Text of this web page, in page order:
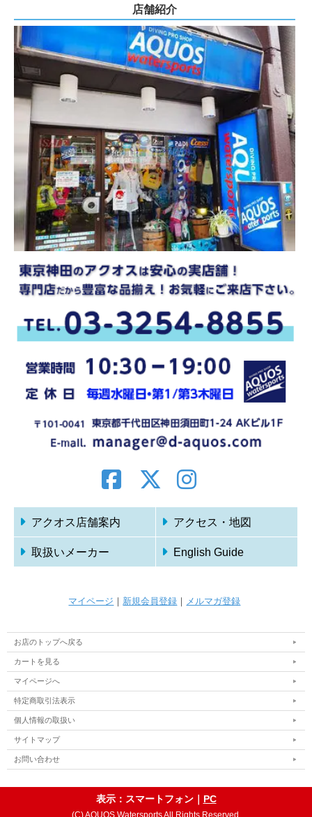
店舗紹介
アクオス店舗案内 アクセス・地図
取扱いメーカー English Guide
マイページ ｜ 新規会員登録 ｜ メルマガ登録
お店のトップへ戻る
カートを見る
マイページへ
特定商取引法表示
個人情報の取扱い
サイトマップ
お問い合わせ
表示：スマートフォン｜ PC